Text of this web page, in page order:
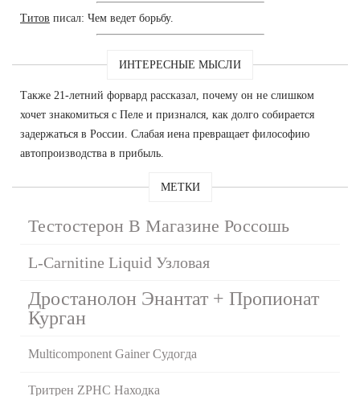
Титов писал: Чем ведет борьбу.
ИНТЕРЕСНЫЕ МЫСЛИ
Также 21-летний форвард рассказал, почему он не слишком
хочет знакомиться с Пеле и признался, как долго собирается
задержаться в России. Слабая иена превращает философию
автопроизводства в прибыль.
МЕТКИ
Тестостерон В Магазине Россошь
L-Carnitine Liquid Узловая
Дростанолон Энантат + Пропионат
Курган
Multicomponent Gainer Судогда
Тритрен ZPHC Находка